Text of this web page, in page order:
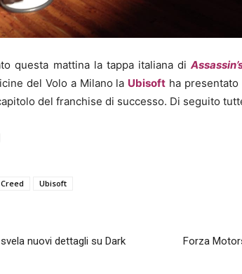
questa mattina la tappa italiana di
del Volo a Milano la Ubisoft ha presentato
del franchise di successo. Di seguito
Ubisoft
nuovi dettagli su Dark
Forza